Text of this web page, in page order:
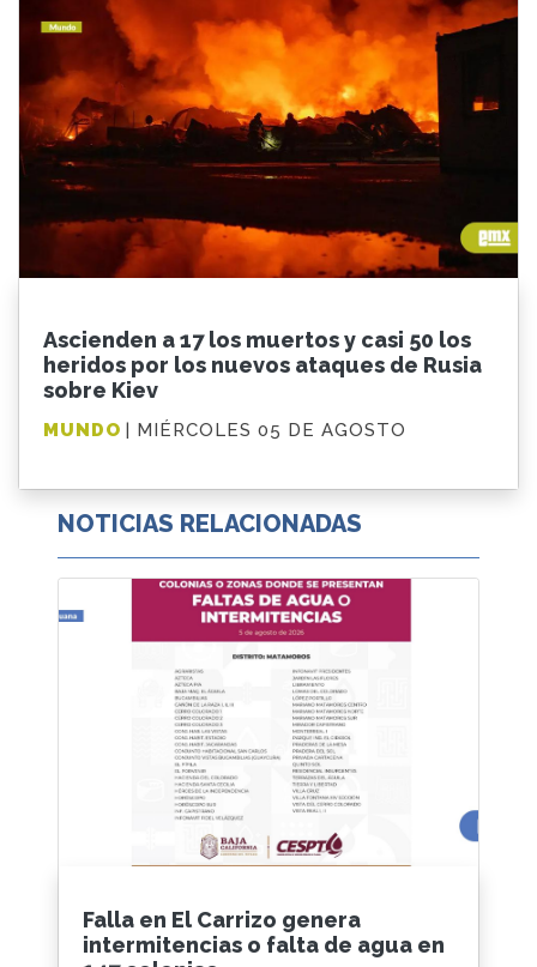
Ascienden a 17 los muertos y casi 50 los
heridos por los nuevos ataques de Rusia
sobre Kiev
MUNDO | MIÉRCOLES 05 DE AGOSTO
NOTICIAS RELACIONADAS
Falla en El Carrizo genera
intermitencias o falta de agua en